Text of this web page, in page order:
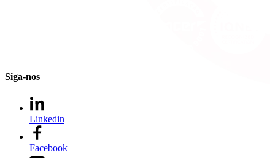
Siga-nos
Linkedin
Facebook